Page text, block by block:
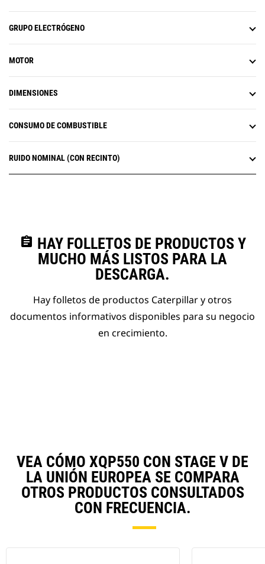
GRUPO ELECTRÓGENO
MOTOR
DIMENSIONES
CONSUMO DE COMBUSTIBLE
RUIDO NOMINAL (CON RECINTO)
assignment HAY FOLLETOS DE PRODUCTOS Y
MUCHO MÁS LISTOS PARA LA
DESCARGA.
Hay folletos de productos Caterpillar y otros
documentos informativos disponibles para su negocio
en crecimiento.
VEA CÓMO XQP550 CON STAGE V DE
LA UNIÓN EUROPEA SE COMPARA
OTROS PRODUCTOS CONSULTADOS
CON FRECUENCIA.